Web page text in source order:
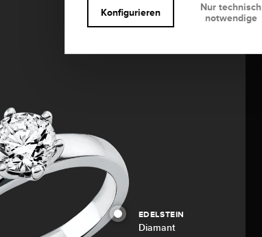
EDELSTEIN
Diamant
Konfigurieren
Nur technisch
notwendige